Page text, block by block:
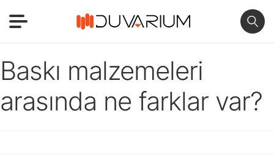
Baskı malzemeleri
arasında ne farklar var?